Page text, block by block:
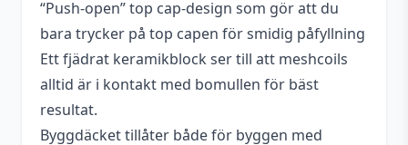
“Push-open” top cap-design som gör att du
bara trycker på top capen för smidig påfyllning
Ett fjädrat keramikblock ser till att meshcoils
alltid är i kontakt med bomullen för bäst
resultat.
Byggdäcket tillåter både för byggen med